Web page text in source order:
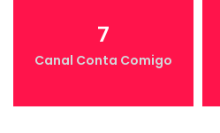
7
Canal Conta Comigo